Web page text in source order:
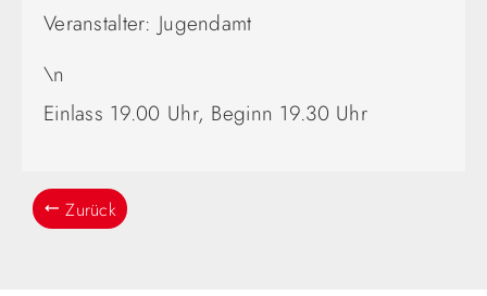
Veranstalter: Jugendamt
\n
Einlass 19.00 Uhr, Beginn 19.30 Uhr
Zurück